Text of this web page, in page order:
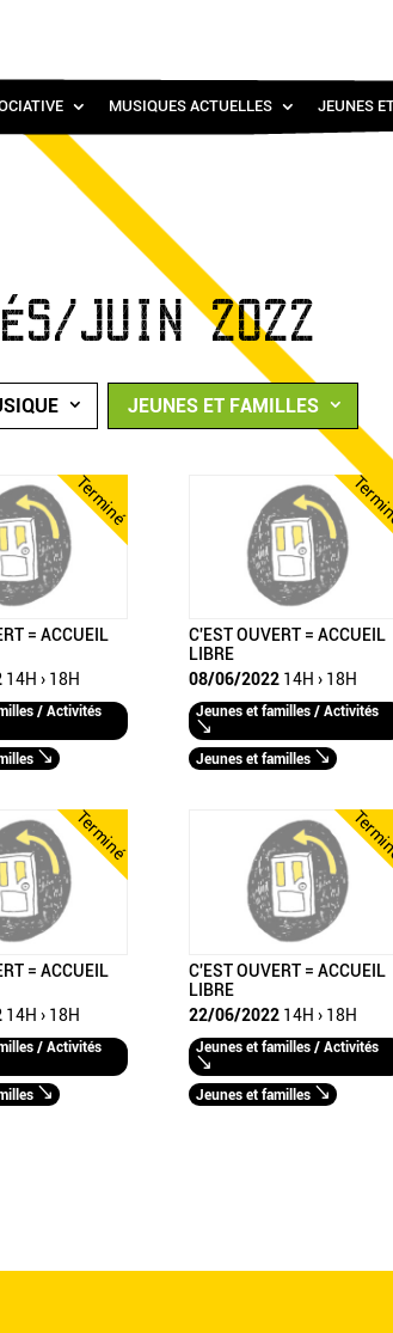
MUSIQUES ACTUELLES JEUNES
JUIN 2022
JEUNES ET FAMILLES
Terminé
= ACCUEIL
14H › 18H
/ Activités
C'EST OUVERT = ACCUEIL
LIBRE
08/06/2022 14H › 18H
Jeunes et familles / Activités
Jeunes et familles
Terminé
= ACCUEIL
14H › 18H
/ Activités
C'EST OUVERT = ACCUEIL
LIBRE
22/06/2022 14H › 18H
Jeunes et familles / Activités
Jeunes et familles